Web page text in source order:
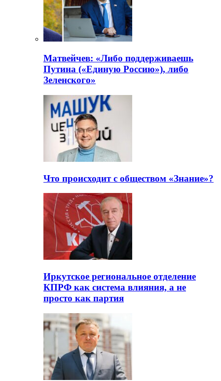
Матвейчев: «Либо поддерживаешь
Путина («Единую Россию»), либо
Зеленского»
Что происходит с обществом «Знание»?
Иркутское региональное отделение
КПРФ как система влияния, а не
просто как партия